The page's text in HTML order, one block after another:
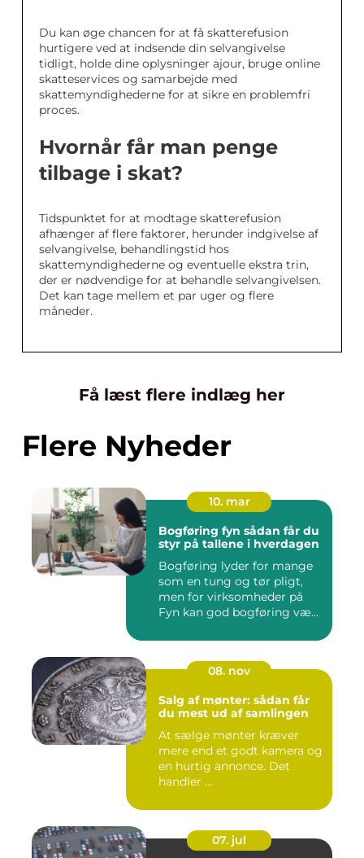
Du kan øge chancen for at få skatterefusion
hurtigere ved at indsende din selvangivelse
tidligt, holde dine oplysninger ajour, bruge online
skatteservices og samarbejde med
skattemyndighederne for at sikre en problemfri
proces.
Hvornår får man penge
tilbage i skat?
Tidspunktet for at modtage skatterefusion
afhænger af flere faktorer, herunder indgivelse af
selvangivelse, behandlingstid hos
skattemyndighederne og eventuelle ekstra trin,
der er nødvendige for at behandle selvangivelsen.
Det kan tage mellem et par uger og flere
måneder.
Få læst flere indlæg her
Flere Nyheder
10. mar
Bogføring fyn sådan får du
styr på tallene i hverdagen
Bogføring lyder for mange
som en tung og tør pligt,
men for virksomheder på
Fyn kan god bogføring væ...
08. nov
Salg af mønter: sådan får
du mest ud af samlingen
At sælge mønter kræver
mere end et godt kamera og
en hurtig annonce. Det
handler ...
07. jul